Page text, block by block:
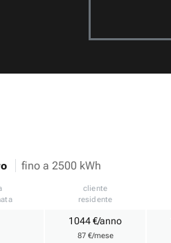
fino a 2500 kWh
cliente
residente
1044 €/anno
87 €/mese